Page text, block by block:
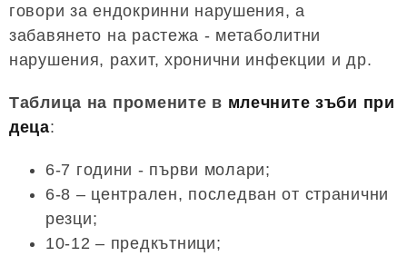
говори за ендокринни нарушения, а
забавянето на растежа - метаболитни
нарушения, рахит, хронични инфекции и др.
Таблица на промените в млечните зъби при
деца:
6-7 години - първи молари;
6-8 – централен, последван от странични
резци;
10-12 – предкътници;